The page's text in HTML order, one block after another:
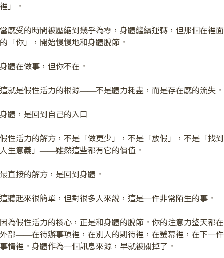
裡」。
當感受的時間被壓縮到幾乎為零，身體繼續運轉，但那個在裡面
的「你」，開始慢慢地和身體脫節。
身體在做事，但你不在。
這就是假性活力的根源——不是體力耗盡，而是存在感的流失。
身體，是回到自己的入口
假性活力的解方，不是「做更少」，不是「放假」，不是「找到
人生意義」——雖然這些都有它的價值。
最直接的解方，是回到身體。
這聽起來很簡單，但對很多人來說，這是一件非常陌生的事。
因為假性活力的核心，正是和身體的脫節。你的注意力整天都在
外部——在待辦事項裡，在別人的期待裡，在螢幕裡，在下一件
事情裡。身體作為一個訊息來源，早就被關掉了。